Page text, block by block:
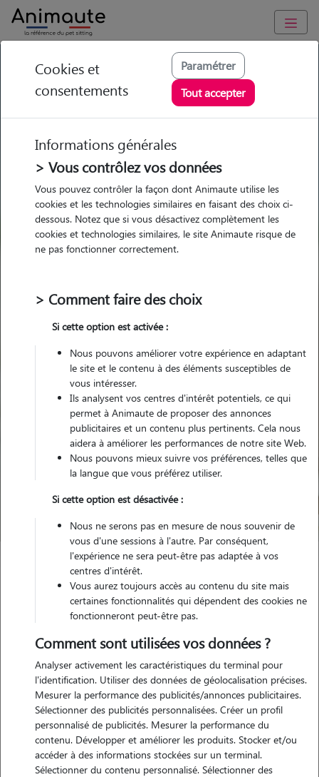
GARDE ANIMAUX à Saint-Remy-en-Bouzemont-Saint-Genest-
et-Isson : Garde chien et chat en famille ou à domicile, visites
et promenades
Trouvez une garde animaux à
Saint-Remy-en-Bouzemont-
Saint-Genest-et-Isson
Parmi nos 2 pet-sitters à Saint-
Remy-en-Bouzemont-Saint-
Genest-et-Isson
Garde
Garde
Pour quel animal ?
Garde animaux France
Saint-Remy-en-Bouzemont-Saint-Genest-et-Isson
Nos promeneurs et familles d'accueil
à Saint-Remy-en-Bouzemont-Saint-
Genest-et-Isson (51290)
Cookies et
consentements
Paramétrer
Tout accepter
Informations générales
> Vous contrôlez vos données
Vous pouvez contrôler la façon dont Animaute utilise les
cookies et les technologies similaires en faisant des choix ci-
dessous. Notez que si vous désactivez complètement les
cookies et technologies similaires, le site Animaute risque de
ne pas fonctionner correctement.
> Comment faire des choix
Si cette option est activée :
Nous pouvons améliorer votre expérience en adaptant
le site et le contenu à des éléments susceptibles de
vous intéresser.
Ils analysent vos centres d'intérêt potentiels, ce qui
permet à Animaute de proposer des annonces
publicitaires et un contenu plus pertinents. Cela nous
aidera à améliorer les performances de notre site Web.
Nous pouvons mieux suivre vos préférences, telles que
la langue que vous préférez utiliser.
Si cette option est désactivée :
Nous ne serons pas en mesure de nous souvenir de
vous d'une sessions à l'autre. Par conséquent,
l'expérience ne sera peut-être pas adaptée à vos
centres d'intérêt.
Vous aurez toujours accès au contenu du site mais
certaines fonctionnalités qui dépendent des cookies ne
fonctionneront peut-être pas.
Comment sont utilisées vos données ?
Analyser activement les caractéristiques du terminal pour
l'identification. Utiliser des données de géolocalisation précises.
Mesurer la performance des publicités/annonces publicitaires.
Sélectionner des publicités personnalisées. Créer un profil
personnalisé de publicités. Mesurer la performance du
contenu. Développer et améliorer les produits. Stocker et/ou
accéder à des informations stockées sur un terminal.
Sélectionner du contenu personnalisé. Sélectionner des